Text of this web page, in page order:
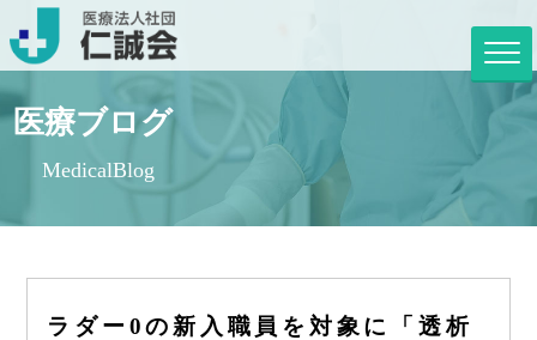
医療ブログ
MedicalBlog
ラダー0の新入職員を対象に「透析